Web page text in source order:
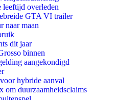
leeftijd overleden
GTA VI trailer
naar maan
dit jaar
binnen
aangekondigd
hybride aanval
om duurzaamheidsclaims